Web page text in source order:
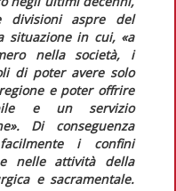
divisioni aspre del
situazione in cui, «a
nella società, i
di poter avere solo
e poter offrire
e un servizio
. Di conseguenza
i confini
nelle attività della
e sacramentale.